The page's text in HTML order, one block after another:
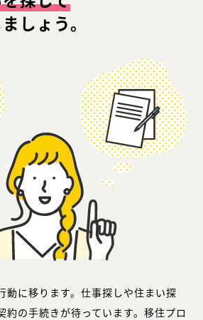
しょう。
動に移ります。仕事探しや住まい探
約の手続きが待っています。移住プロ